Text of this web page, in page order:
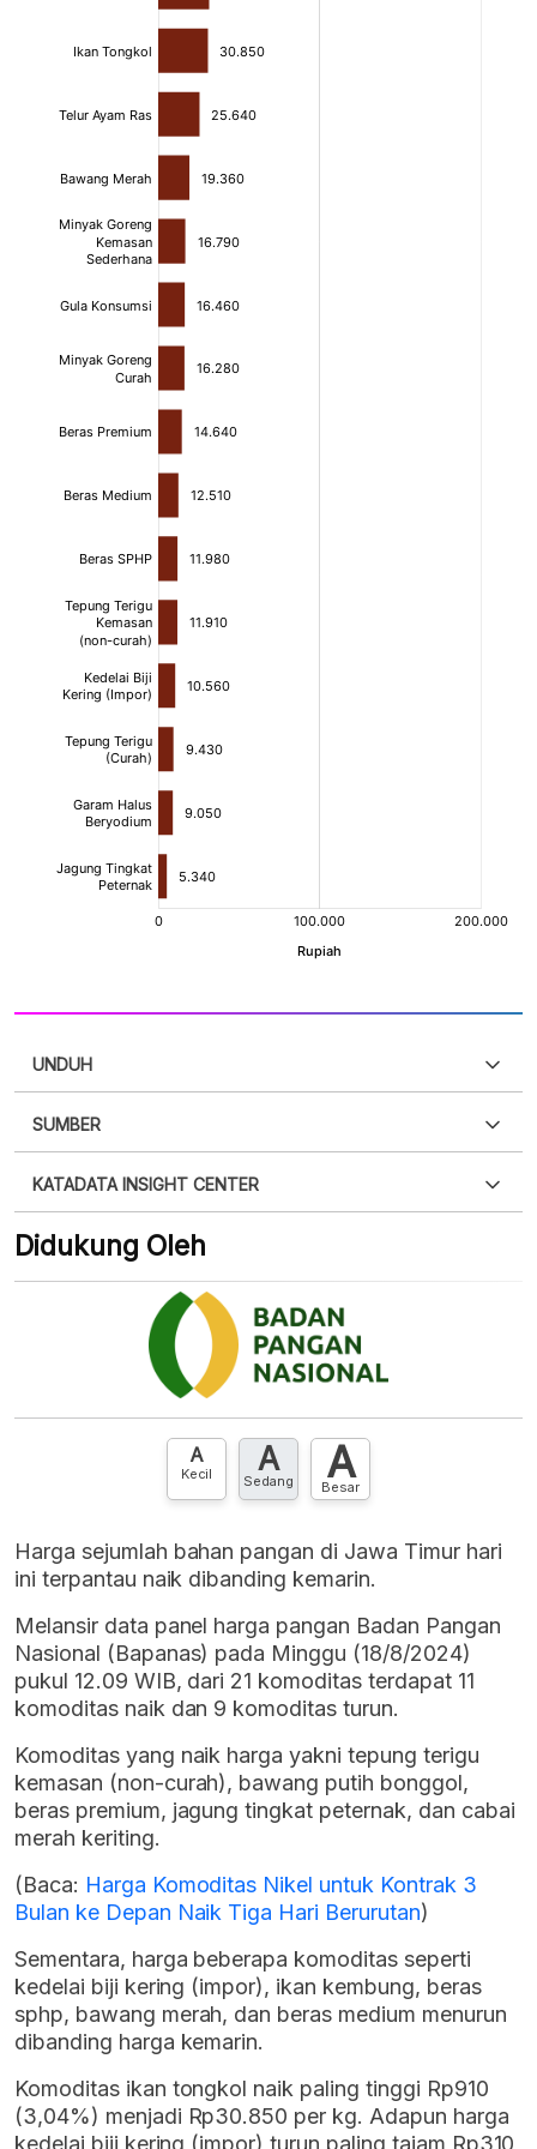
UNDUH
XLS
SUMBER
punya akun?Silakan Daftar sekarang
KATADATA INSIGHT CENTER
Hubungi sekarang »
Didukung Oleh
A
Kecil A
Sedang A
Besar
Harga sejumlah bahan pangan di Jawa Timur hari
ini terpantau naik dibanding kemarin.
Melansir data panel harga pangan Badan Pangan
Nasional (Bapanas) pada Minggu (18/8/2024)
pukul 12.09 WIB, dari 21 komoditas terdapat 11
komoditas naik dan 9 komoditas turun.
Komoditas yang naik harga yakni tepung terigu
kemasan (non-curah), bawang putih bonggol,
beras premium, jagung tingkat peternak, dan cabai
merah keriting.
(Baca: Harga Komoditas Nikel untuk Kontrak 3
Bulan ke Depan Naik Tiga Hari Berurutan)
Sementara, harga beberapa komoditas seperti
kedelai biji kering (impor), ikan kembung, beras
sphp, bawang merah, dan beras medium menurun
dibanding harga kemarin.
Komoditas ikan tongkol naik paling tinggi Rp910
(3,04%) menjadi Rp30.850 per kg. Adapun harga
kedelai biji kering (impor) turun paling tajam Rp310